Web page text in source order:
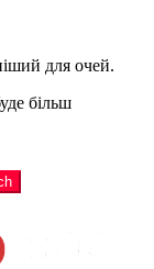
для очей.
більш